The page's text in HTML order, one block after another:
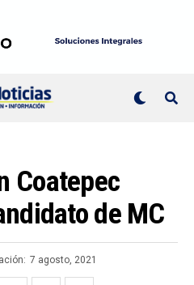
Coatepec
de MC
7 agosto, 2021